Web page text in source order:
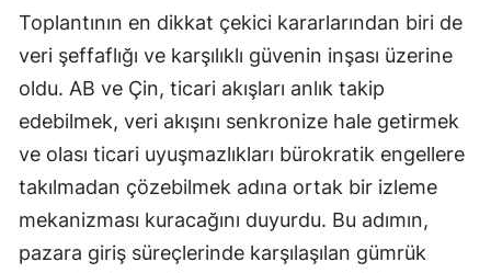
Toplantının en dikkat çekici kararlarından biri de
veri şeffaflığı ve karşılıklı güvenin inşası üzerine
oldu. AB ve Çin, ticari akışları anlık takip
edebilmek, veri akışını senkronize hale getirmek
ve olası ticari uyuşmazlıkları bürokratik engellere
takılmadan çözebilmek adına ortak bir izleme
mekanizması kuracağını duyurdu. Bu adımın,
pazara giriş süreçlerinde karşılaşılan gümrük